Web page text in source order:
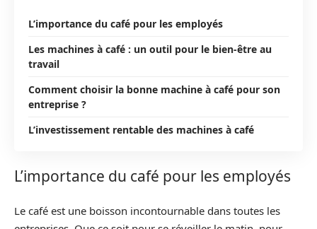
L’importance du café pour les employés
Les machines à café : un outil pour le bien-être au
travail
Comment choisir la bonne machine à café pour son
entreprise ?
L’investissement rentable des machines à café
L’importance du café pour les employés
Le café est une boisson incontournable dans toutes les